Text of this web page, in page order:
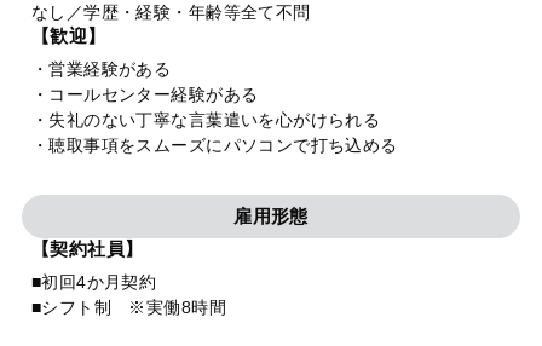
なし／学歴・経験・年齢等全て不問
【歓迎】
・営業経験がある
・コールセンター経験がある
・失礼のない丁寧な言葉遣いを心がけられる
・聴取事項をスムーズにパソコンで打ち込める
雇用形態
【契約社員】
■初回4か月契約
■シフト制 ※実働8時間